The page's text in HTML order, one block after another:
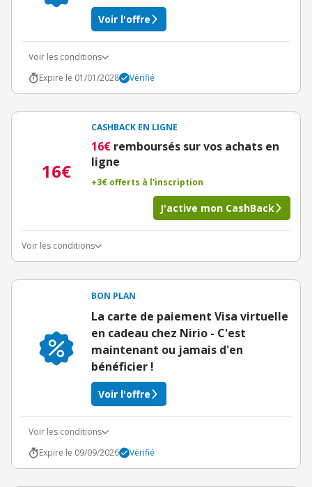
Voir l'offre
Voir les conditions
Expire le 01/01/2028
Vérifié
16€
CASHBACK EN LIGNE
16€ remboursés sur vos achats en
ligne
+3€ offerts à l'inscription
J'active mon CashBack
Voir les conditions
BON PLAN
La carte de paiement Visa virtuelle
en cadeau chez Nirio - C'est
maintenant ou jamais d'en
bénéficier !
Voir l'offre
Voir les conditions
Expire le 09/09/2026
Vérifié